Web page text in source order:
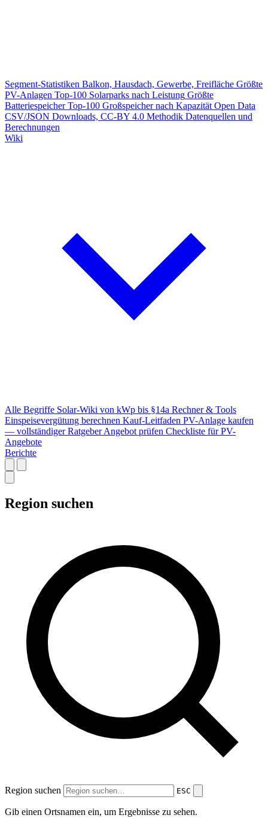
Segment-Statistiken Balkon, Hausdach, Gewerbe, Freifläche Größte
PV-Anlagen Top-100 Solarparks nach Leistung Größte
Batteriespeicher Top-100 Großspeicher nach Kapazität Open Data
CSV/JSON Downloads, CC-BY 4.0 Methodik Datenquellen und
Berechnungen
Wiki
Alle Begriffe Solar-Wiki von kWp bis §14a Rechner & Tools
Einspeisevergütung berechnen Kauf-Leitfaden PV-Anlage kaufen
— vollständiger Ratgeber Angebot prüfen Checkliste für PV-
Angebote
Berichte
Region suchen
Region suchen ESC
Gib einen Ortsnamen ein, um Ergebnisse zu sehen.